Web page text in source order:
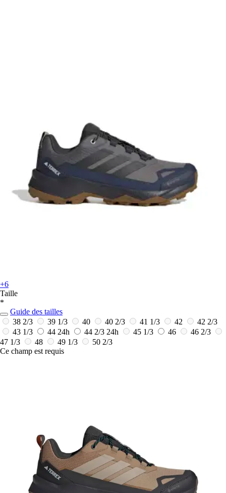
+6
Taille
*
Guide des tailles
38 2/3
39 1/3 40 40 2/3 41 1/3 42
42 2/3
43 1/3
44 24h 44 2/3 24h 45 1/3 46
46 2/3
47 1/3
48 49 1/3
50 2/3
Ce champ est requis